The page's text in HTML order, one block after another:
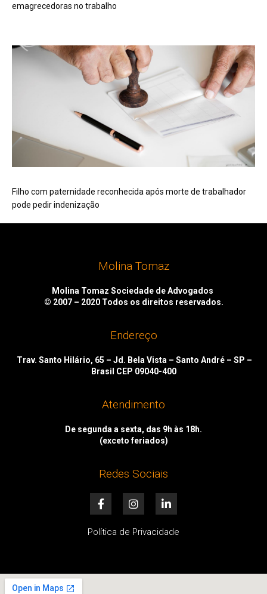
emagrecedoras no trabalho
Filho com paternidade reconhecida após morte de trabalhador
pode pedir indenização
Molina Tomaz
Molina Tomaz Sociedade de Advogados
© 2007 – 2020 Todos os direitos reservados.
Endereço
Trav. Santo Hilário, 65 – Jd. Bela Vista – Santo André – SP –
Brasil CEP 09040-400
Atendimento
De segunda a sexta, das 9h às 18h.
(exceto feriados)
Redes Sociais
F
a
e
k
I
n
t
a
i
k
n
Política de Privacidade